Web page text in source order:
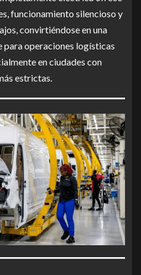
funcionamiento silencioso y
convirtiéndose en una
operaciones logísticas
en ciudades con
estrictas.